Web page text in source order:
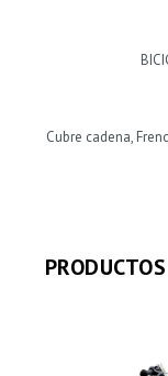
Cubre cadena,